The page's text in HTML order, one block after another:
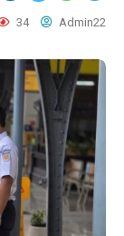
34 Admin22